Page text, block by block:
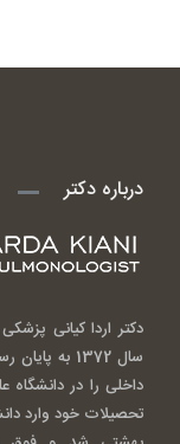
درباره دکتر
دکتر اردا کیانی
داخلی را در
تحصیلات خود وارد